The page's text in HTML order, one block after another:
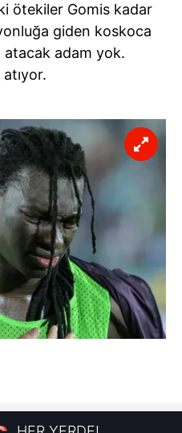
ötekiler Gomis kadar
giden koskoca
atacak adam yok.